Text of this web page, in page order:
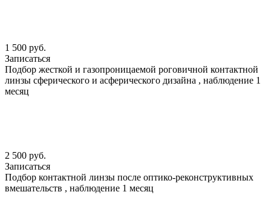
1 500 руб.
Записаться
Подбор жесткой и газопроницаемой роговичной контактной
линзы сферического и асферического дизайна , наблюдение 1
месяц
2 500 руб.
Записаться
Подбор контактной линзы после оптико-реконструктивных
вмешательств , наблюдение 1 месяц